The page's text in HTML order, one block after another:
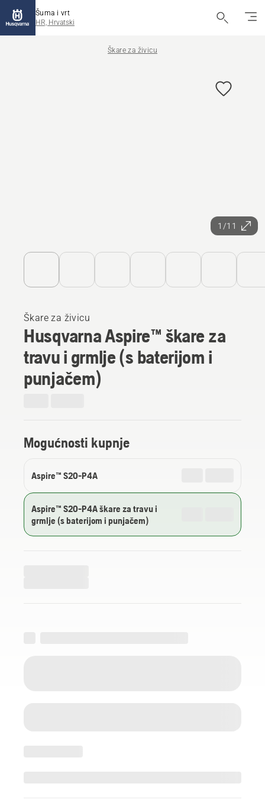
Šuma i vrt
HR, Hrvatski
Škare za živicu
1/11
Škare za živicu
Husqvarna Aspire™ škare za
travu i grmlje (s baterijom i
punjačem)
Mogućnosti kupnje
Aspire™ S20-P4A
Aspire™ S20-P4A škare za travu i
grmlje (s baterijom i punjačem)